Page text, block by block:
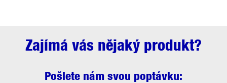
Zajímá vás nějaký produkt?
Pošlete nám svou poptávku: